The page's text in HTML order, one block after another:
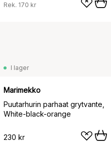
Rek. 170 kr
I lager
Marimekko
Puutarhurin parhaat grytvante,
White-black-orange
230 kr